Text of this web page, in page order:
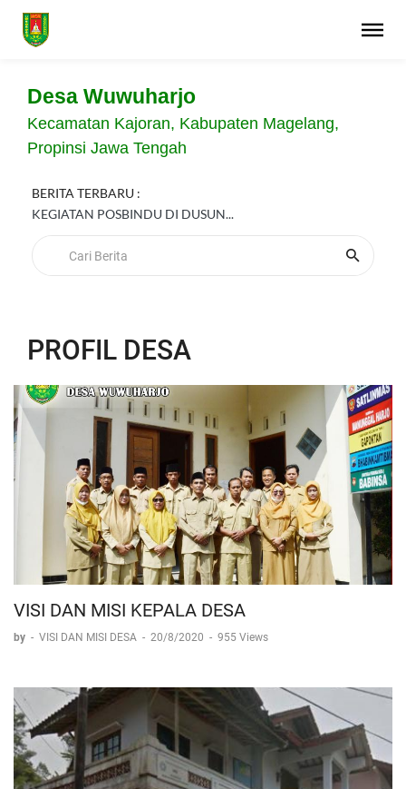
Desa Wuwuharjo
Kecamatan Kajoran, Kabupaten Magelang,
Propinsi Jawa Tengah
BERITA TERBARU :
KEGIATAN POSBINDU DI DUSUN...
PROFIL DESA
VISI DAN MISI KEPALA DESA
by - VISI DAN MISI DESA - 20/8/2020 - 955 Views